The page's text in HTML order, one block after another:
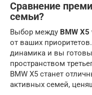
Сравнение
семьи?
Выбор между BMW X5
от ваших
динамика и вы
пространством
BMW X5 станет
активных семей,